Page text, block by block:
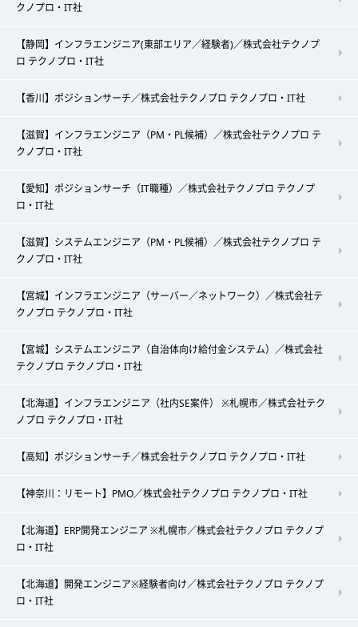
クノプロ・IT社
【静岡】インフラエンジニア(東部エリア／経験者)／株式会社テクノプ
ロ テクノプロ・IT社
【香川】ポジションサーチ／株式会社テクノプロ テクノプロ・IT社
【滋賀】インフラエンジニア（PM・PL候補）／株式会社テクノプロ テ
クノプロ・IT社
【愛知】ポジションサーチ（IT職種）／株式会社テクノプロ テクノプ
ロ・IT社
【滋賀】システムエンジニア（PM・PL候補）／株式会社テクノプロ テ
クノプロ・IT社
【宮城】インフラエンジニア（サーバー／ネットワーク）／株式会社テ
クノプロ テクノプロ・IT社
【宮城】システムエンジニア（自治体向け給付金システム）／株式会社
テクノプロ テクノプロ・IT社
【北海道】インフラエンジニア（社内SE案件） ※札幌市／株式会社テク
ノプロ テクノプロ・IT社
【高知】ポジションサーチ／株式会社テクノプロ テクノプロ・IT社
【神奈川：リモート】PMO／株式会社テクノプロ テクノプロ・IT社
【北海道】ERP開発エンジニア ※札幌市／株式会社テクノプロ テクノプ
ロ・IT社
【北海道】開発エンジニア※経験者向け／株式会社テクノプロ テクノプ
ロ・IT社